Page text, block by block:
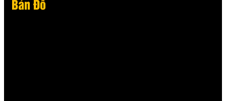
Bản Đồ